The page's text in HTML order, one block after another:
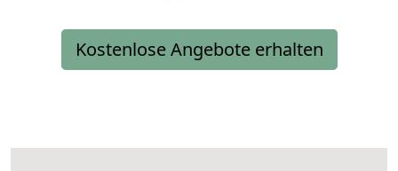
Kostenlose Angebote erhalten